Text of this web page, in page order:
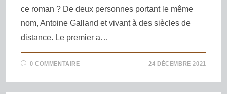
ce roman ? De deux personnes portant le même
nom, Antoine Galland et vivant à des siècles de
distance. Le premier a…
0 COMMENTAIRE 24 DÉCEMBRE 2021